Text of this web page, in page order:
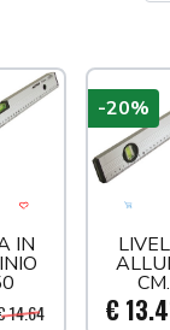
al carrello
Acquista più
IN
14.64 €
-20%